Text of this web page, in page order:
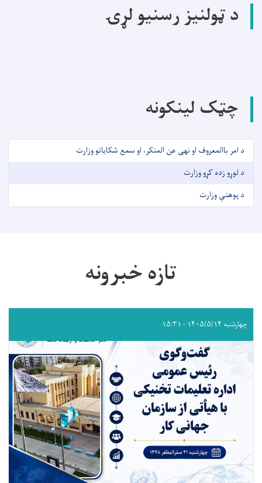
د ټولنیز رسنیو لړۍ
چټک لینکونه
د امر باالمعروف او نهی عن المنکر، او سمع شکایاتو وزارت
د لوړو زده کړو وزارت
د پوهنې وزارت
تازه خبرونه
چهارشنبه ۱۴۰۵/۵/۱۴ - ۱۵:۳۱